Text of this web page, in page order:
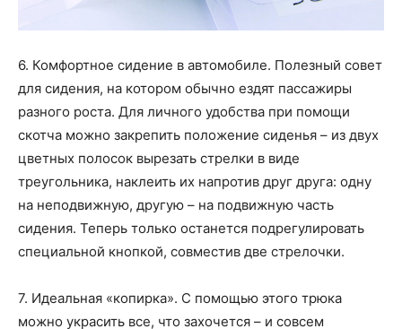
6. Комфортное сидение в автомобиле. Полезный совет
для сидения, на котором обычно ездят пассажиры
разного роста. Для личного удобства при помощи
скотча можно закрепить положение сиденья – из двух
цветных полосок вырезать стрелки в виде
треугольника, наклеить их напротив друг друга: одну
на неподвижную, другую – на подвижную часть
сидения. Теперь только останется подрегулировать
специальной кнопкой, совместив две стрелочки.
7. Идеальная «копирка». С помощью этого трюка
можно украсить все, что захочется – и совсем